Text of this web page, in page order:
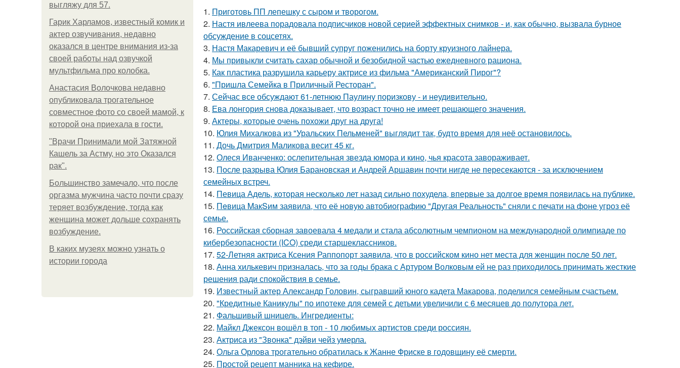
выгляжу для 57.
Гарик Харламов, известный комик и
актер озвучивания, недавно
оказался в центре внимания из-за
своей работы над озвучкой
мультфильма про колобка.
Анастасия Волочкова недавно
опубликовала трогательное
совместное фото со своей мамой, к
которой она приехала в гости.
"Врачи Принимали мой Затяжной
Кашель за Астму, но это Оказался
рак".
Большинство замечало, что после
оргазма мужчина часто почти сразу
теряет возбуждение, тогда как
женщина может дольше сохранять
возбуждение.
В каких музеях можно узнать о
истории города
1. Приготовь ПП лепешку с сыром и творогом.
2. Настя ивлеева порадовала подписчиков новой серией эффектных снимков - и, как обычно, вызвала бурное
обсуждение в соцсетях.
3. Настя Макаревич и её бывший супруг поженились на борту круизного лайнера.
4. Мы привыкли считать сахар обычной и безобидной частью ежедневного рациона.
5. Как пластика разрушила карьеру актрисе из фильма "Американский Пирог"?
6. "Пришла Семейка в Приличный Ресторан".
7. Сейчас все обсуждают 61-летнюю Паулину поризкову - и неудивительно.
8. Ева лонгория снова доказывает, что возраст точно не имеет решающего значения.
9. Актеры, которые очень похожи друг на друга!
10. Юлия Михалкова из "Уральских Пельменей" выглядит так, будто время для неё остановилось.
11. Дочь Дмитрия Маликова весит 45 кг.
12. Олеся Иванченко: ослепительная звезда юмора и кино, чья красота завораживает.
13. После разрыва Юлия Барановская и Андрей Аршавин почти нигде не пересекаются - за исключением
семейных встреч.
14. Певица Адель, которая несколько лет назад сильно похудела, впервые за долгое время появилась на публике.
15. Пeвица MакSим заявила, что её новую автобиографию "Другая Реальность" сняли с печати на фоне угроз её
семье.
16. Российская сборная завоевала 4 медали и стала абсолютным чемпионом на международной олимпиаде по
кибербезопасности (ICO) среди старшеклассников.
17. 52-Летняя актриса Ксения Раппопорт заявила, что в российском кино нет места для женщин после 50 лет.
18. Анна хилькевич призналась, что за годы брака с Артуром Волковым ей не раз приходилось принимать жесткие
решения ради спокойствия в семье.
19. Известный актер Александр Головин, сыгравший юного кадета Макарова, поделился семейным счастьем.
20. "Кредитные Каникулы" по ипотеке для семей с детьми увеличили с 6 месяцев до полутора лет.
21. Фальшивый шницель. Ингредиенты:
22. Майкл Джексон вошёл в топ - 10 любимых артистов среди россиян.
23. Актриса из "Звонка" дэйви чейз умерла.
24. Ольга Орлова трогательно обратилась к Жанне Фриске в годовщину её смерти.
25. Простой рецепт манника на кефире.